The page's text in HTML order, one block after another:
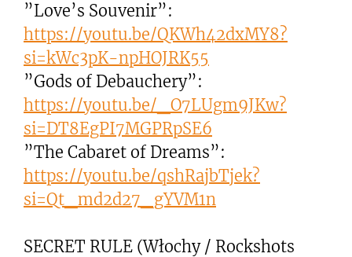
”Love’s Souvenir”:
https://youtu.be/QKWh42dxMY8?
si=kWc3pK-npHOJRK55
”Gods of Debauchery”:
https://youtu.be/_O7LUgm9JKw?
si=DT8EgPI7MGPRpSE6
”The Cabaret of Dreams”:
https://youtu.be/qshRajbTjek?
si=Qt_md2d27_gYVM1n
SECRET RULE (Włochy / Rockshots